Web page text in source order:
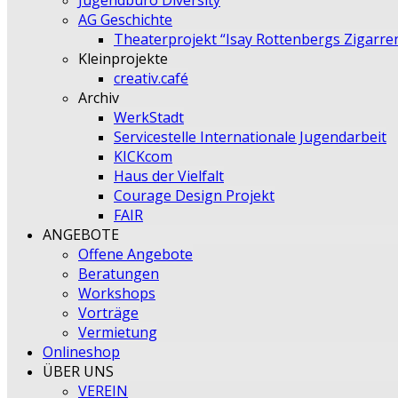
AG Geschichte
Theaterprojekt “Isay Rottenbergs
Kleinprojekte
creativ.café
Archiv
WerkStadt
Servicestelle Internationale Jugendarbeit
KICKcom
Haus der Vielfalt
Courage Design Projekt
FAIR
ANGEBOTE
Offene Angebote
Beratungen
Workshops
Vorträge
Vermietung
Onlineshop
ÜBER UNS
VEREIN